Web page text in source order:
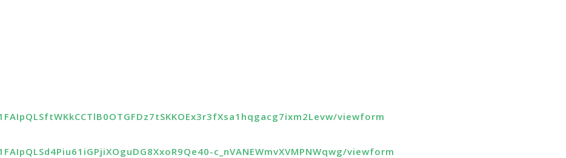
viewform
c_nVANEWmvXVMPNWqwg/viewform